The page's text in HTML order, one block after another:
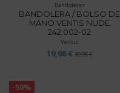
Bandoleras
BANDOLERA / BOLSO DE
MANO VENTIS NUDE
242.002-02
Ventis
19,98 €39,95 €
-50%